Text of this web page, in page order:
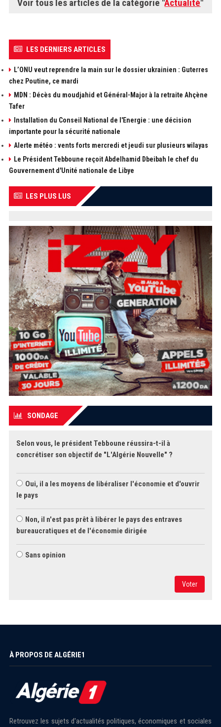
Voir tous les articles de la catégorie "Actualité"
LES DERNIERS ARTICLES
L’ONU veut reprendre la main sur le dossier ukrainien : Guterres
chez Poutine, ce mardi
MDN : Décès du moudjahid et Général-Major à la retraite Ahçène
Tafer
Installation du Conseil National de l'Energie : une décision
importante pour la sécurité nationale
Alerte météo : vents forts mercredi et jeudi sur plusieurs wilayas
Le Président Tebboune reçoit Abdelhamid Dbeibah le chef du
Gouvernement d'Unité nationale de Libye
LES PLUS LUS
SONDAGE
Selon vous, le président Tebboune réussira-t-il à
concrétiser son objectif de "L'Algérie Nouvelle" ?
Oui, il a les moyens de libéraliser l'économie et d'ouvrir
le pays
Non, il n'est pas prêt à libérer le pays des entraves
bureaucratiques et de l'économie dirigée
Sans opinion
Voter
À PROPOS DE ALGÉRIE1
Retrouvez les sujets d'actualités politiques, économiques et sociales